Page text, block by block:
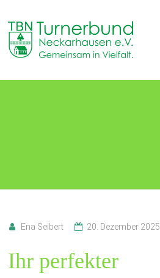
content
TB
Neckarhausen
Ena Seibert 20. Dezember 2025
Ihr perfekter